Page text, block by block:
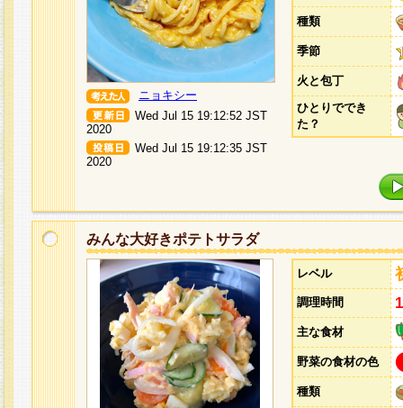
ニョキシー
Wed Jul 15 19:12:52 JST
2020
Wed Jul 15 19:12:35 JST
2020
種類
季節
火と包丁
ひとりででき
た？
みんな大好きポテトサラダ
レベル
調理時間
主な食材
野菜の食材の色
種類